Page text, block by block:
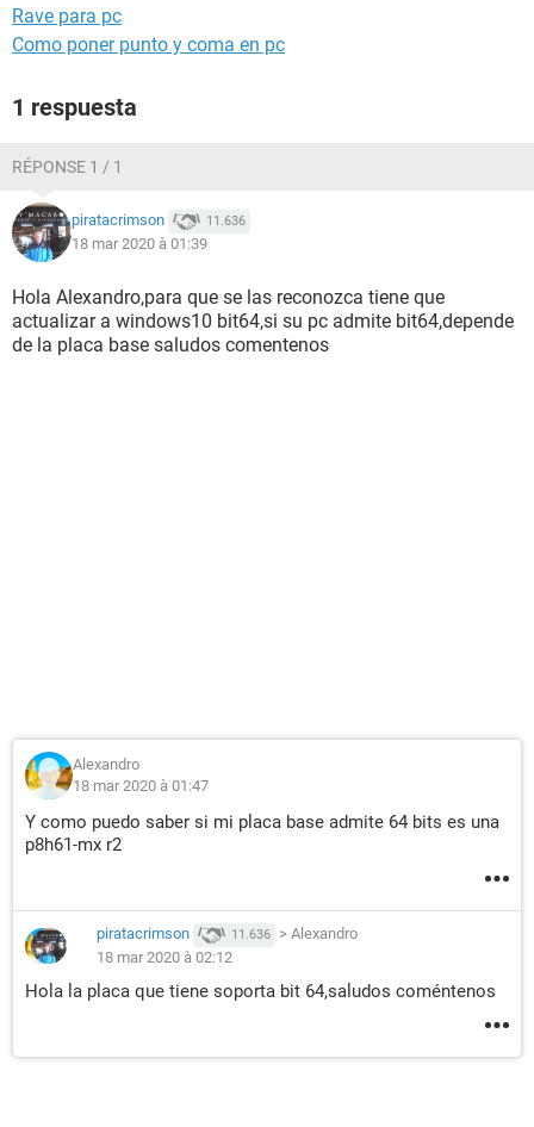
Rave para pc
Como poner punto y coma en pc
1 respuesta
RÉPONSE 1 / 1
piratacrimson 11.636
18 mar 2020 à 01:39
Hola Alexandro,para que se las reconozca tiene que
actualizar a windows10 bit64,si su pc admite bit64,depende
de la placa base saludos comentenos
Alexandro
18 mar 2020 à 01:47
Y como puedo saber si mi placa base admite 64 bits es una
p8h61-mx r2
piratacrimson 11.636 > Alexandro
18 mar 2020 à 02:12
Hola la placa que tiene soporta bit 64,saludos coméntenos